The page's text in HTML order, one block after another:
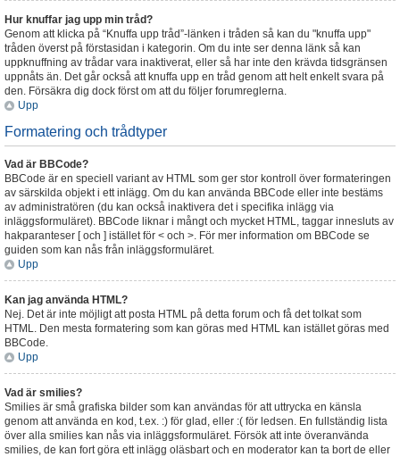
Hur knuffar jag upp min tråd?
Genom att klicka på “Knuffa upp tråd”-länken i tråden så kan du "knuffa upp"
tråden överst på förstasidan i kategorin. Om du inte ser denna länk så kan
uppknuffning av trådar vara inaktiverat, eller så har inte den krävda tidsgränsen
uppnåts än. Det går också att knuffa upp en tråd genom att helt enkelt svara på
den. Försäkra dig dock först om att du följer forumreglerna.
Upp
Formatering och trådtyper
Vad är BBCode?
BBCode är en speciell variant av HTML som ger stor kontroll över formateringen
av särskilda objekt i ett inlägg. Om du kan använda BBCode eller inte bestäms
av administratören (du kan också inaktivera det i specifika inlägg via
inläggsformuläret). BBCode liknar i mångt och mycket HTML, taggar innesluts av
hakparanteser [ och ] istället för < och >. För mer information om BBCode se
guiden som kan nås från inläggsformuläret.
Upp
Kan jag använda HTML?
Nej. Det är inte möjligt att posta HTML på detta forum och få det tolkat som
HTML. Den mesta formatering som kan göras med HTML kan istället göras med
BBCode.
Upp
Vad är smilies?
Smilies är små grafiska bilder som kan användas för att uttrycka en känsla
genom att använda en kod, t.ex. :) för glad, eller :( för ledsen. En fullständig lista
över alla smilies kan nås via inläggsformuläret. Försök att inte överanvända
smilies, de kan fort göra ett inlägg oläsbart och en moderator kan ta bort de eller